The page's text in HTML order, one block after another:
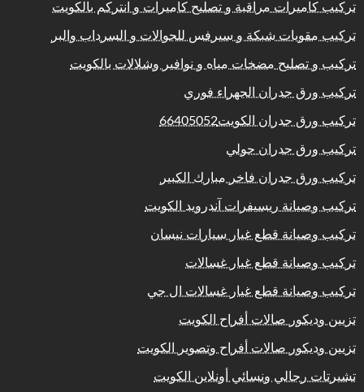
تركيب كاميرات مراقبة و تصليح كاميرات و انتركم بالكويت
تركيب مقويات شبكة و سيرفس للجوالات و السرداب والبر
تركيب و تصليح مضخات مياه و نوافير وشلالات بالكويت
تركيب ورق جدران الجهراء فوري
تركيب ورق جدران الكويت66405052
تركيب ورق جدران حولي
تركيب ورق جدران فاخر مبارك الكبير
تركيب وصيانة ريسيفرات آندرويد الكويت
تركيب وصيانة قطع غيار سيارات نيسان
تركيب وصيانة قطع غيار غسالات
تركيب وصيانة قطع غيار غسالات ال جي
تزيين وديكور صالات أفراح الكويت
تزيين وديكور صالات أفراح وتصوير الكويت
تشيرتات رجالي ونسائي أونلاين الكويت